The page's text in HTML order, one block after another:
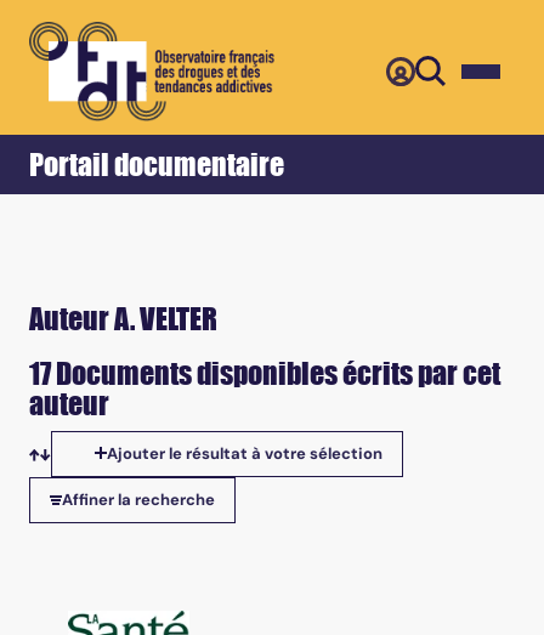
Portail documentaire
Accueil Retour
Auteur A. VELTER
17 Documents disponibles écrits par cet
auteur
Tris disponibles
Ajouter le résultat à votre sélection
Affiner la recherche